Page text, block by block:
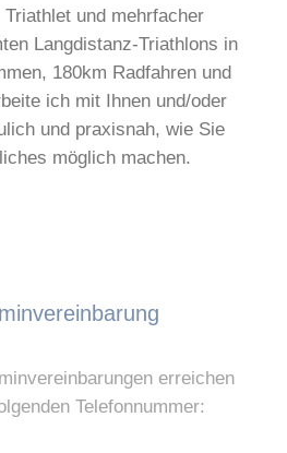
und mehrfacher
Langdistanz-Triathlons in
180km Radfahren und
ich mit Ihnen und/oder
und praxisnah, wie Sie
möglich machen.
erreichen
Telefonnummer: